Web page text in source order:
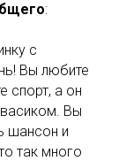
:
с
Вы любите
спорт, а он
Вы
шансон и
так много